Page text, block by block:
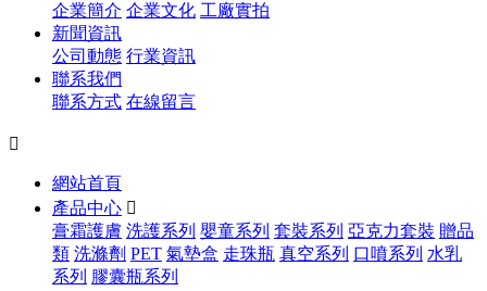
企業簡介 企業文化 工廠實拍
新聞資訊
公司動態 行業資訊
聯系我們
聯系方式 在線留言

網站首頁
產品中心 
膏霜護膚 洗護系列 嬰童系列 套裝系列 亞克力套裝 贈品
類 洗滌劑 PET 氣墊盒 走珠瓶 真空系列 口噴系列 水乳
系列 膠囊瓶系列